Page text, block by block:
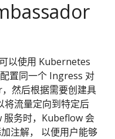
以使用 Kubernetes
置同一个 Ingress 对
然后根据需要创建具
流量定向到特定后
服务时，Kubeflow 会
注解， 以便用户能够